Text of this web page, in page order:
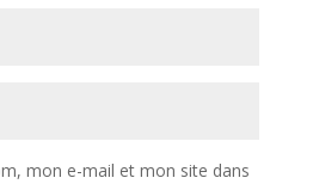
mon e-mail et mon site dans